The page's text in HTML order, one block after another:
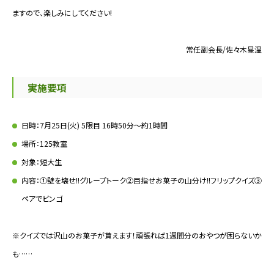
ますので、楽しみにしてください!
常任副会長/佐々木星温
実施要項
日時：7月25日(火) 5限目 16時50分～約1時間
場所：125教室
対象：短大生
内容：①壁を壊せ!!グループトーク②目指せお菓子の山分け!!フリップクイズ③
ペアでビンゴ
※クイズでは沢山のお菓子が貰えます！頑張れば1週間分のおやつが困らないか
も……